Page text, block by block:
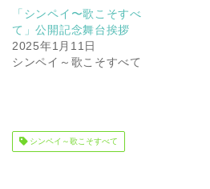
「シンペイ〜歌こそすべ
て」公開記念舞台挨拶
2025年1月11日
シンペイ～歌こそすべて
シンペイ～歌こそすべて